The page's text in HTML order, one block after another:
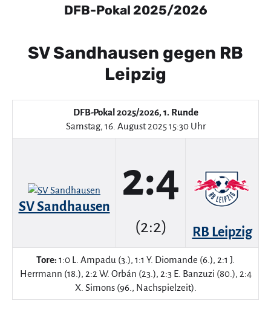
DFB-Pokal 2025/2026
SV Sandhausen gegen RB
Leipzig
DFB-Pokal 2025/2026, 1. Runde
Samstag, 16. August 2025 15:30 Uhr
SV Sandhausen
2:4
(2:2) RB Leipzig
Tore: 1:0 L. Ampadu (3.), 1:1 Y. Diomande (6.), 2:1 J.
Herrmann (18.), 2:2 W. Orbán (23.), 2:3 E. Banzuzi (80.), 2:4
X. Simons (96., Nachspielzeit).